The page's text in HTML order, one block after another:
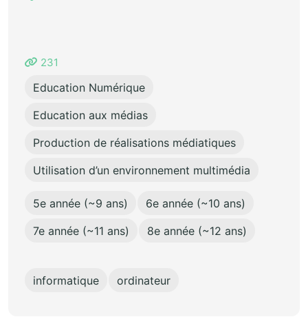
231
Education Numérique
Education aux médias
Production de réalisations médiatiques
Utilisation d’un environnement multimédia
5e année (~9 ans)
6e année (~10 ans)
7e année (~11 ans)
8e année (~12 ans)
informatique ordinateur